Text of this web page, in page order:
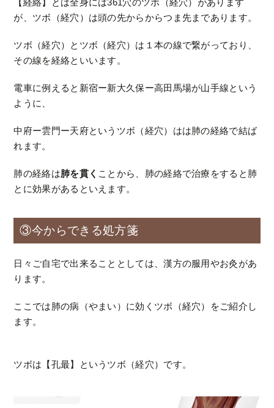
【経絡】とは全身には361穴のツボ（経穴）があります
が、ツボ（経穴）は頭の先からからつま先まであります。
ツボ（経穴）とツボ（経穴）は１本の線で繋がっており、
その線を経絡といいます。
電車に例えると新宿ー新大久保ー高田馬場が山手線という
ように、
中府ー雲門ー天府というツボ（経穴）はは肺の経絡で結ば
れます。
肺の経絡は肺を貫く ことから、肺の経絡で治療をすると肺
とに効果があるといえます。
③今からできる処方箋
日々ご自宅で出来ることとしては、漢方の服用やお灸があ
ります。
ここでは肺の病（やまい）に効くツボ（経穴）をご紹介し
ます。
ツボは【孔最】というツボ（経穴）です。